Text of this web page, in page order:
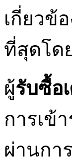
เกี่ยวข้
ที่สุดโด
ผู้รับซื้อ
การเข้
ผ่านกา